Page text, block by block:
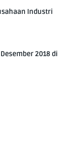
Industri
2018 di